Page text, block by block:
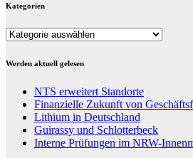
Kategorien
Kategorien
Werden aktuell gelesen
NTS erweitert Standorte
Finanzielle Zukunft von
Lithium in Deutschland
Guirassy und Schlotterbeck
Interne Prüfungen im NRW-